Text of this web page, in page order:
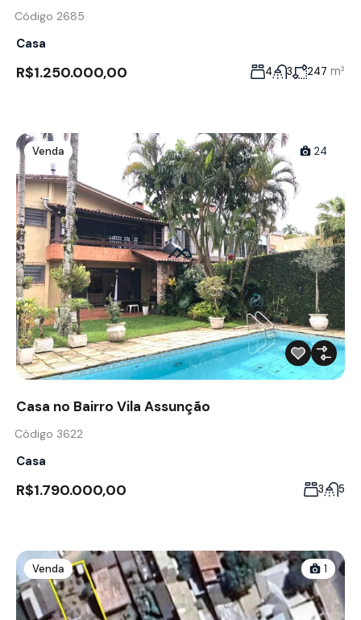
Código 2685
Casa
R$1.250.000,00 4 3 247 m²
Venda 24
Casa no Bairro Vila Assunção
Código 3622
Casa
R$1.790.000,00 3 5
Venda 1